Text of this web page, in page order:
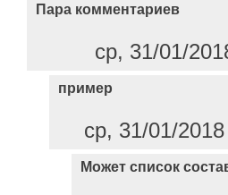
Пара комментариев
ср, 31/01/
пример
ср, 31/01/
Может список